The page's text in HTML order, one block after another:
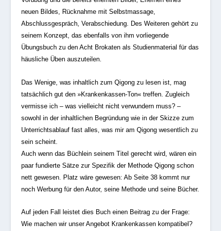
neuen Bildes, Rücknahme mit Selbstmassage,
Abschlussgespräch, Verabschiedung. Des Weiteren gehört zu
seinem Konzept, das ebenfalls von ihm vorliegende
Übungsbuch zu den Acht Brokaten als Studienmaterial für das
häusliche Üben auszuteilen.
Das Wenige, was inhaltlich zum Qigong zu lesen ist, mag
tatsächlich gut den »Krankenkassen-Ton« treffen. Zugleich
vermisse ich – was vielleicht nicht verwundern muss? –
sowohl in der inhaltlichen Begründung wie in der Skizze zum
Unterrichtsablauf fast alles, was mir am Qigong wesentlich zu
sein scheint.
Auch wenn das Büchlein seinem Titel gerecht wird, wären ein
paar fundierte Sätze zur Spezifik der Methode Qigong schon
nett gewesen. Platz wäre gewesen: Ab Seite 38 kommt nur
noch Werbung für den Autor, seine Methode und seine Bücher.
Auf jeden Fall leistet dies Buch einen Beitrag zu der Frage:
Wie machen wir unser Angebot Krankenkassen kompatibel?